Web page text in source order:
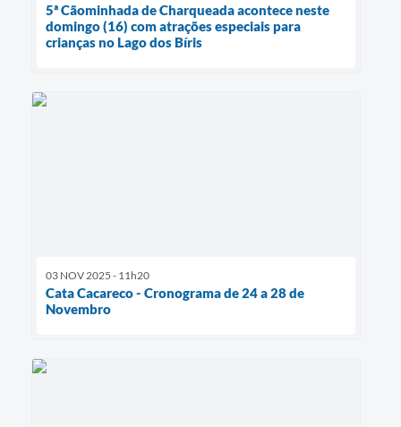
5ª Cãominhada de Charqueada acontece neste
domingo (16) com atrações especiais para
crianças no Lago dos Bíris
03 NOV 2025 - 11h20
Cata Cacareco - Cronograma de 24 a 28 de
Novembro